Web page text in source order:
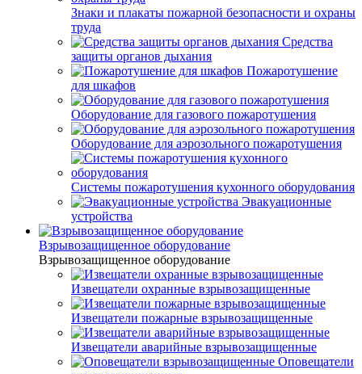
Знаки и плакаты пожарной безопасности и охраны
труда
Средства
защиты органов дыхания
Пожаротушение
для шкафов
Оборудование для газового пожаротушения
Оборудование для аэрозольного пожаротушения
Системы пожаротушения кухонного оборудования
Эвакуационные
устройства
Взрывозащищенное оборудование
Взрывозащищенное оборудование
Извещатели охранные взрывозащищенные
Извещатели пожарные взрывозащищенные
Извещатели аварийные взрывозащищенные
Оповещатели